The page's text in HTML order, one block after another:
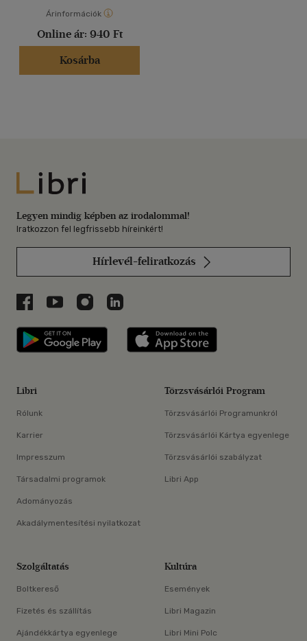
Árinformációk
Online ár: 940 Ft
Kosárba
Libri
Legyen mindig képben az irodalommal!
Iratkozzon fel legfrissebb híreinkért!
Hírlevél-feliratkozás
Libri a Facebookon
Libri a Youtube-on
Libri az Instagramon
Libri a LinkedInen
Libri applikáció Szerezd meg: Google
Libri
Rólunk
Karrier
Impresszum
Társadalmi programok
Adományozás
Akadálymentesítési nyilatkozat
Törzsvásárlói Program
Törzsvásárlói Programunkról
Törzsvásárlói Kártya egyenlege
Törzsvásárlói szabályzat
Libri App
Szolgáltatás
Boltkereső
Fizetés és szállítás
Ajándékkártya egyenlege
Kultúra
Események
Libri Magazin
Libri Mini Polc